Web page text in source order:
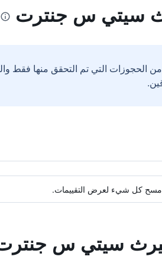
سيتي س جنترت
الحجوزات التي تم التحقق منها فقط
مسح كل شيء لعرض التقييمات.
بيرث سيتي س